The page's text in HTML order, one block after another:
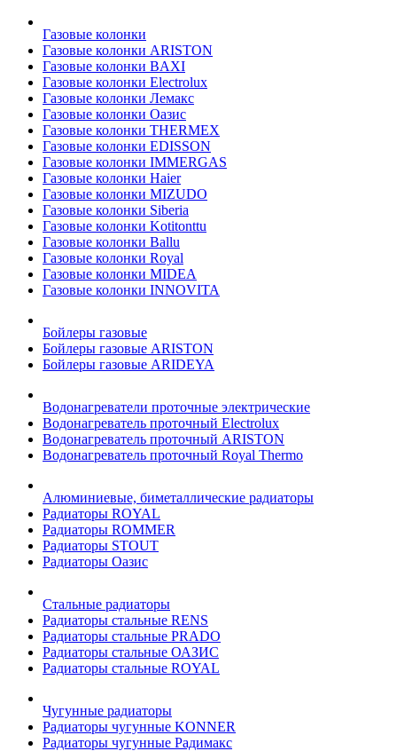
Газовые колонки
Газовые колонки ARISTON
Газовые колонки BAXI
Газовые колонки Electrolux
Газовые колонки Лемакс
Газовые колонки Оазис
Газовые колонки THERMEX
Газовые колонки EDISSON
Газовые колонки IMMERGAS
Газовые колонки Haier
Газовые колонки MIZUDO
Газовые колонки Siberia
Газовые колонки Kotitonttu
Газовые колонки Ballu
Газовые колонки Royal
Газовые колонки MIDEA
Газовые колонки INNOVITA
Бойлеры газовые
Бойлеры газовые ARISTON
Бойлеры газовые ARIDEYA
Водонагреватели проточные электрические
Водонагреватель проточный Electrolux
Водонагреватель проточный ARISTON
Водонагреватель проточный Royal Thermo
Алюминиевые, биметаллические радиаторы
Радиаторы ROYAL
Радиаторы ROMMER
Радиаторы STOUT
Радиаторы Оазис
Стальные радиаторы
Радиаторы стальные RENS
Радиаторы стальные PRADO
Радиаторы стальные ОАЗИС
Радиаторы стальные ROYAL
Чугунные радиаторы
Радиаторы чугунные KONNER
Радиаторы чугунные Радимакс